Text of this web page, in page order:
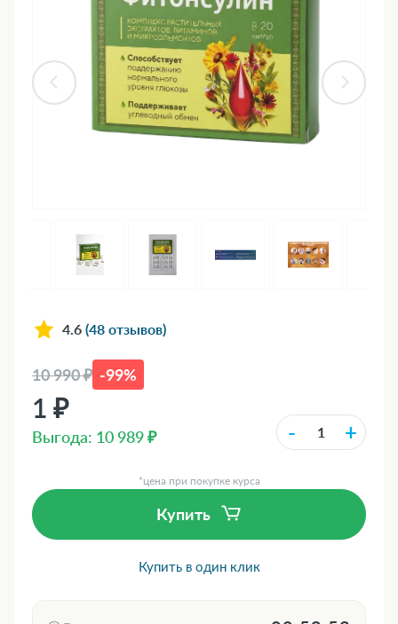
4.6 (48 отзывов)
10 990 ₽ -99%
1 ₽
Выгода: 10 989 ₽ - +
*цена при покупке курса
Купить
Купить в один клик